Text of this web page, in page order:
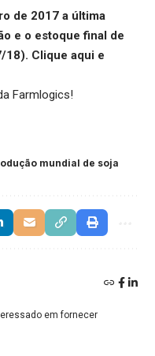
de 2017 a última
e o estoque final de
18). Clique aqui e
Farmlogics!
mundial de soja
em fornecer